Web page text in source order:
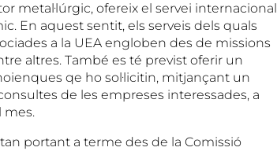
metal·lúrgic, ofereix el servei internacional
En aquest sentit, els serveis dels quals
a la UEA engloben des de missions
altres. També es té previst oferir un
qe ho sol·licitin, mitjançant un
de les empreses interessades, a
mes.
portant a terme des de la Comissió